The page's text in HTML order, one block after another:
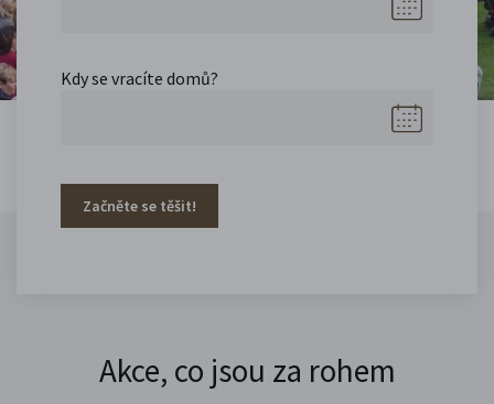
Kdy se vracíte domů?
Začněte se těšit!
Akce, co jsou za rohem